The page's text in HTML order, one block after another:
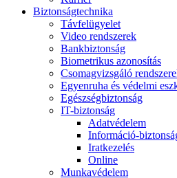
Biztonságtechnika
Távfelügyelet
Video rendszerek
Bankbiztonság
Biometrikus azonosítás
Csomagvizsgáló
Egyenruha és védelmi
Egészségbiztonság
IT-biztonság
Adatvédelem
Információ-
Iratkezelés
Online
Munkavédelem